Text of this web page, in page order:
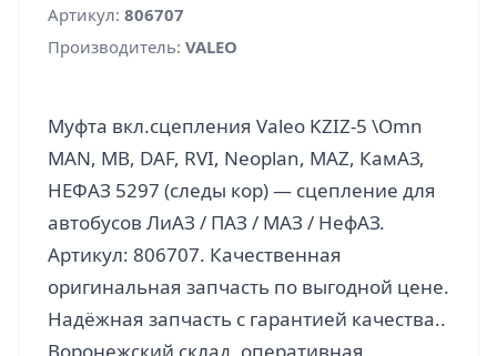
Артикул: 806707
Производитель: VALEO
Муфта вкл.сцепления Valeo KZIZ-5 \Omn
MAN, MB, DAF, RVI, Neoplan, MAZ, КамАЗ,
НЕФАЗ 5297 (следы кор) — сцепление для
автобусов ЛиАЗ / ПАЗ / МАЗ / НефАЗ.
Артикул: 806707. Качественная
оригинальная запчасть по выгодной цене.
Надёжная запчасть с гарантией качества..